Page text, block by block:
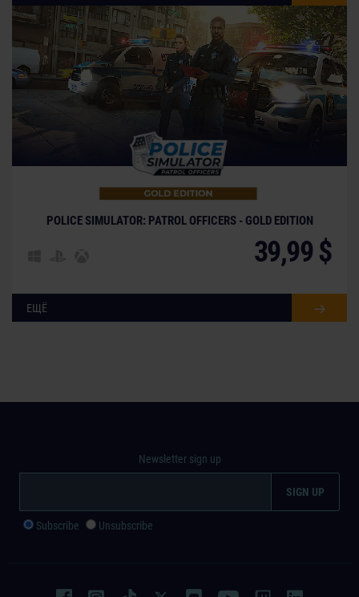
POLICE SIMULATOR: PATROL OFFICERS - GOLD EDITION
39,99 $
ЕЩЁ
Newsletter sign up
Subscribe Unsubscribe